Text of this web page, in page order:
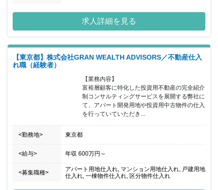
求人詳細を見る
【東京都】株式会社GRAN WEALTH ADVISORS／不動産仕入
れ職（経験者）
【業務内容】
富裕層顧客に特化した投資用不動産の完全紹介
制コンサルティングサービスを展開する弊社に
て、アパート開発用地や投資用中古物件の仕入
を行っていていただき...
<勤務地> 東京都
<給与> 年収 600万円 ～
<募集職種>
アパート用地仕入れ, マンション用地仕入れ, 戸建用地
仕入れ, 一棟物件仕入れ, 区分物件仕入れ